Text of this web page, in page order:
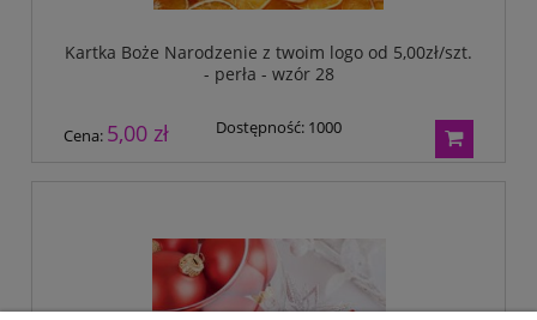
Kartka Boże Narodzenie z twoim logo od 5,00zł/szt.
- perła - wzór 28
Cena: 5,00 zł Dostępność: 1000